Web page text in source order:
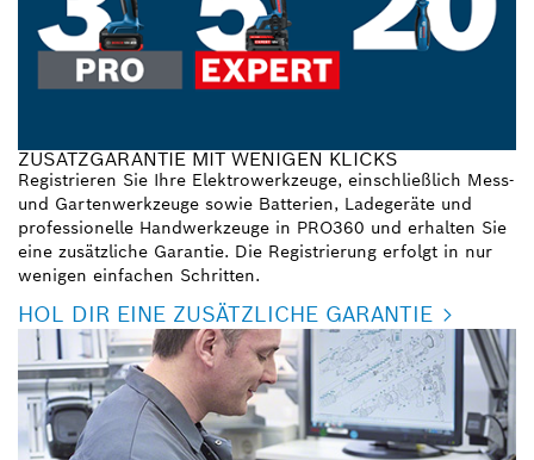
ZUSATZGARANTIE MIT WENIGEN KLICKS
Registrieren Sie Ihre Elektrowerkzeuge, einschließlich Mess-
und Gartenwerkzeuge sowie Batterien, Ladegeräte und
professionelle Handwerkzeuge in PRO360 und erhalten Sie
eine zusätzliche Garantie. Die Registrierung erfolgt in nur
wenigen einfachen Schritten.
HOL DIR EINE ZUSÄTZLICHE GARANTIE